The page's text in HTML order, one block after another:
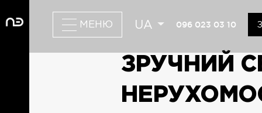
МЕНЮ UA 096 023 03 10
ЗРУЧНИЙ